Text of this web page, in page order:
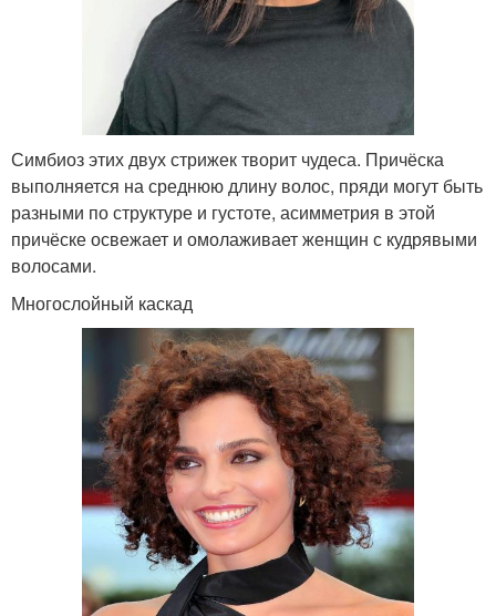
Симбиоз этих двух стрижек творит чудеса. Причёска
выполняется на среднюю длину волос, пряди могут быть
разными по структуре и густоте, асимметрия в этой
причёске освежает и омолаживает женщин с кудрявыми
волосами.
Многослойный каскад